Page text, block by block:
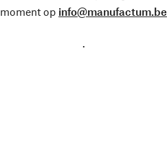
moment op info@manufactum.be
.